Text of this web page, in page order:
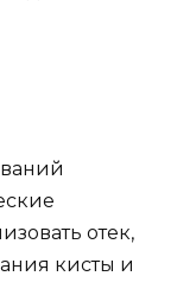
отек,
кисты и